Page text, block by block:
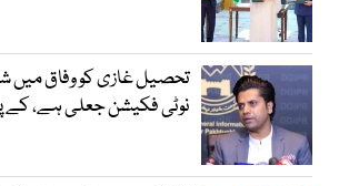
تحصیل غازی کو وفاق میں
نوٹی فکیشن جعلی ہے،